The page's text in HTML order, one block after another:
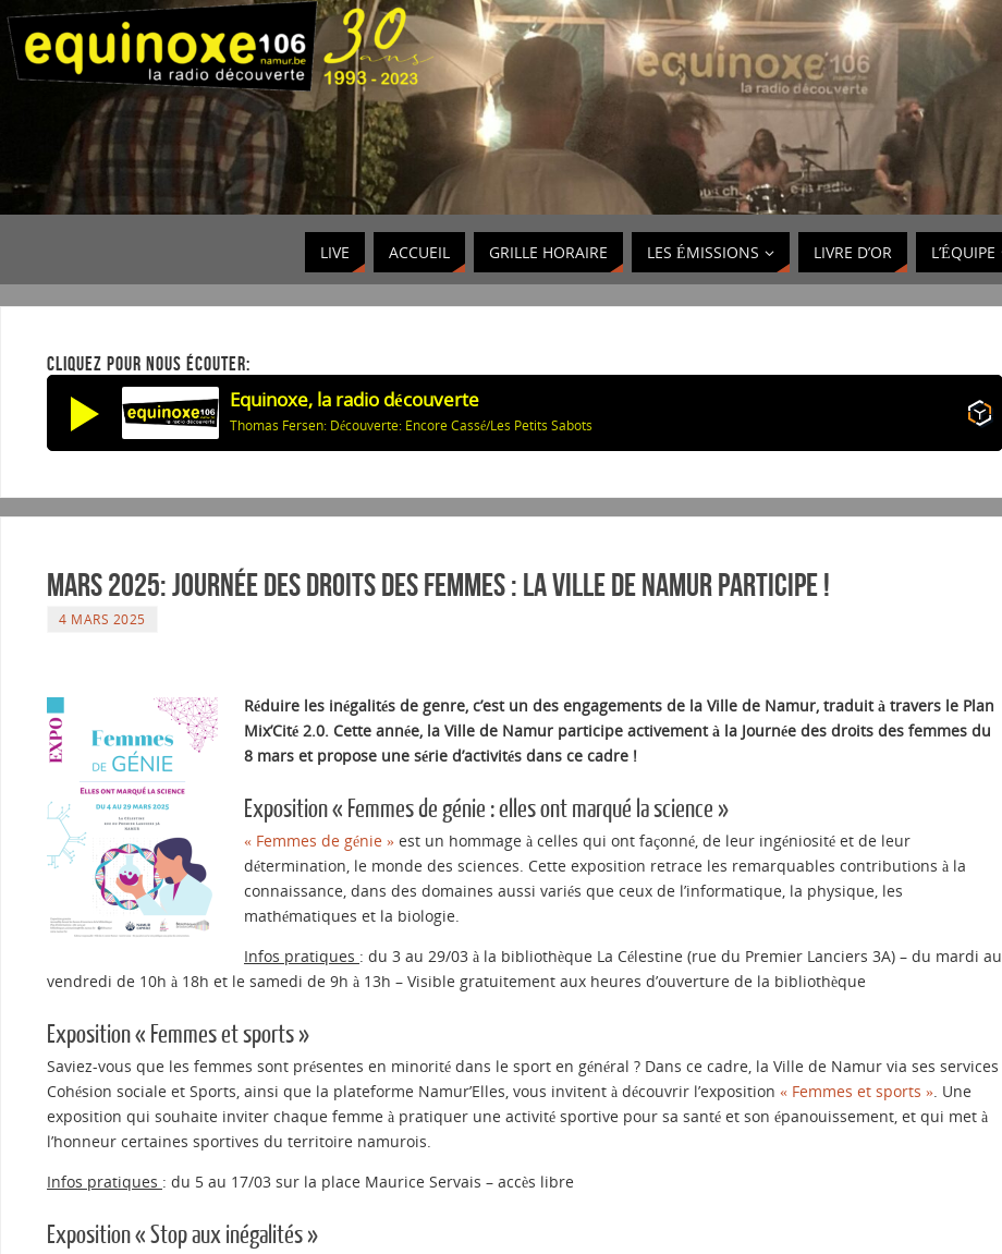
LIVE ACCUEIL GRILLE HORAIRE LES ÉMISSIONS LIVRE D’OR L’ÉQUIPE
CLIQUEZ POUR NOUS ÉCOUTER:
Equinoxe, la radio découverte
Thomas Fersen: Découverte: Encore Cassé/Les Petits Sabots
Mars 2025: Journée des droits des femmes : la Ville de Namur participe !
4 MARS 2025
Réduire les inégalités de genre, c’est un des engagements de la Ville de Namur, traduit à travers le Plan
Mix’Cité 2.0. Cette année, la Ville de Namur participe activement à la Journée des droits des femmes du
8 mars et propose une série d’activités dans ce cadre !
Exposition « Femmes de génie : elles ont marqué la science »
« Femmes de génie » est un hommage à celles qui ont façonné, de leur ingéniosité et de leur
détermination, le monde des sciences. Cette exposition retrace les remarquables contributions à la
connaissance, dans des domaines aussi variés que ceux de l’informatique, la physique, les
mathématiques et la biologie.
Infos pratiques : du 3 au 29/03 à la bibliothèque La Célestine (rue du Premier Lanciers 3A) – du mardi au
vendredi de 10h à 18h et le samedi de 9h à 13h – Visible gratuitement aux heures d’ouverture de la bibliothèque
Exposition « Femmes et sports »
Saviez-vous que les femmes sont présentes en minorité dans le sport en général ? Dans ce cadre, la Ville de Namur via ses services
Cohésion sociale et Sports, ainsi que la plateforme Namur’Elles, vous invitent à découvrir l’exposition « Femmes et sports ». Une
exposition qui souhaite inviter chaque femme à pratiquer une activité sportive pour sa santé et son épanouissement, et qui met à
l’honneur certaines sportives du territoire namurois.
Infos pratiques : du 5 au 17/03 sur la place Maurice Servais – accès libre
Exposition « Stop aux inégalités »